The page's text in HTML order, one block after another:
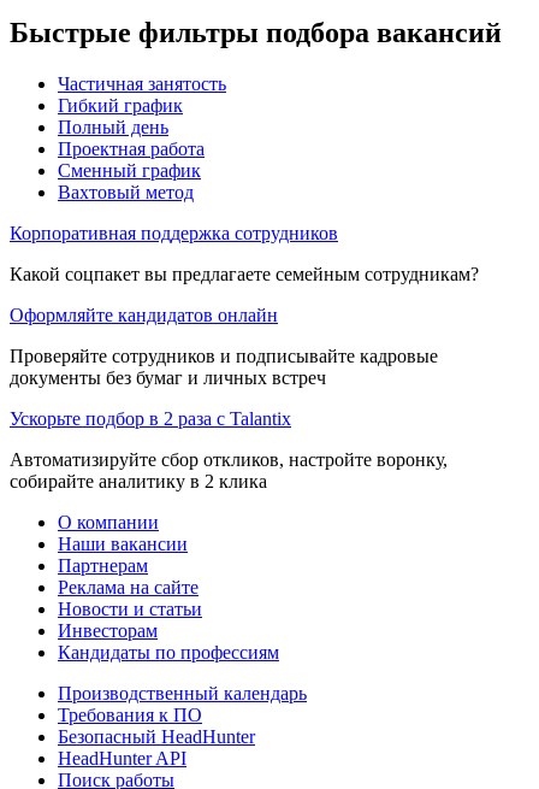
Быстрые фильтры подбора вакансий
Частичная занятость
Гибкий график
Полный день
Проектная работа
Сменный график
Вахтовый метод
Корпоративная поддержка сотрудников
Какой соцпакет вы предлагаете семейным сотрудникам?
Оформляйте кандидатов онлайн
Проверяйте сотрудников и подписывайте кадровые
документы без бумаг и личных встреч
Ускорьте подбор в 2 раза с Talantix
Автоматизируйте сбор откликов, настройте воронку,
собирайте аналитику в 2 клика
О компании
Наши вакансии
Партнерам
Реклама на сайте
Новости и статьи
Инвесторам
Кандидаты по профессиям
Производственный календарь
Требования к ПО
Безопасный HeadHunter
HeadHunter API
Поиск работы